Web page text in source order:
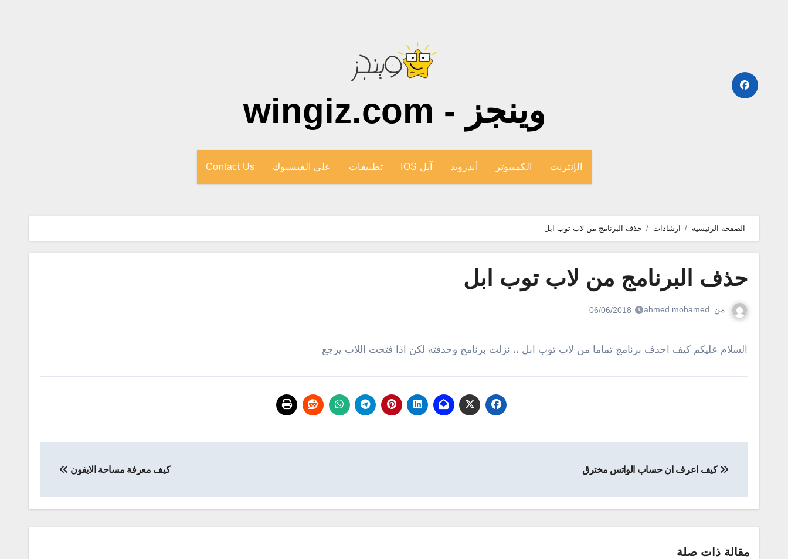
وينجز - wingiz.com
الإنترنت الكمبيوتر أندرويد آبل IOS تطبيقات علي الفيسبوك Contact Us
الصفحة الرئيسية ارشادات حذف البرنامج من لاب توب ابل
حذف البرنامج من لاب توب ابل
من ahmed mohamed
06/06/2018
السلام عليكم كيف احذف برنامج تماما من لاب توب ابل ،، نزلت برنامج وحذفته لكن اذا فتحت اللاب يرجع
المقالات
كيف اعرف ان حساب الواتس مخترق كيف معرفة مساحة الايفون
مقالة ذات صلة